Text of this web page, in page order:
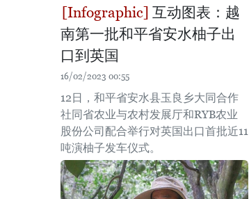
互动图表：越
南第一批和平省安水柚子出
口到英国
16/02/2023 00:55
12日，和平省安水县玉良乡大同合作
社同省农业与农村发展厅和RYB农业
股份公司配合举行对英国出口首批近11
吨演柚子发车仪式。